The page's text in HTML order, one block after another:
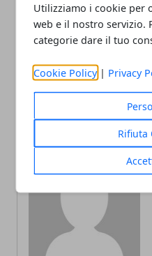
Utilizziamo i cookie per
web e il nostro servizio.
categorie dare il tuo
Cookie Policy | Privacy
Rifiuta
Articolo Precedente
Chi è Gaetano Aronica,
l'attore italiano che
interpreta Varo in Barbari